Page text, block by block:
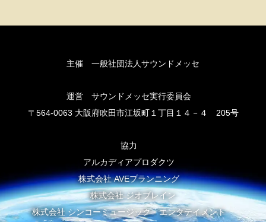
主催 一般社団法人サウンドメッセ
運営 サウンドメッセ実行委員会
〒564-0063 大阪府吹田市江坂町１丁目１４－４ 205号
協力
アルカディアプロダクツ
株式会社 AVEプランニング
株式会社 ジオブレイン
株式会社 シンコーミュージック・エンタテイメント